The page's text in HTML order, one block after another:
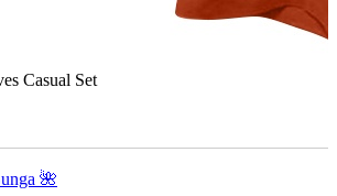
Casual Set
🌺